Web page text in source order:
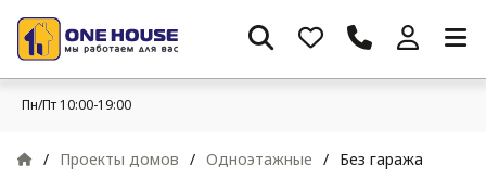
Пн/Пт 10:00-19:00
/ Проекты домов / Одноэтажные / Без гаража